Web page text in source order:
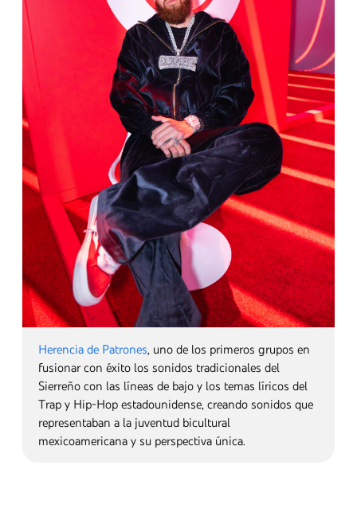
DannyluxMexican, cantante, compositor y guitarrista
mexicoamericano que se ha convertido en una figura
destacada en el movimiento acústico moderno dentro
de la Música Mexicana, específicamente con su sonido
descrito como "Sad Sierreño" o "Tumbado Romántico".